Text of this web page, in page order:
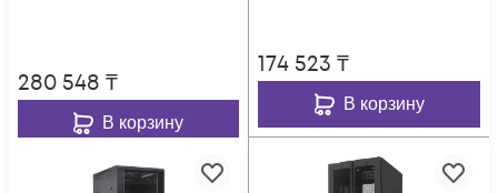
280 548 ₸
В корзину
174 523 ₸
В корзину